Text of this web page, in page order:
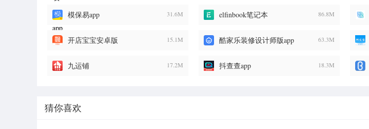
模保易app 31.6M elfinbook笔记本 86.8M
开店宝宝安卓版 15.1M 酷家乐装修设计师版app 63.3M
九运铺 17.2M 抖查查app 18.3M
猜你喜欢